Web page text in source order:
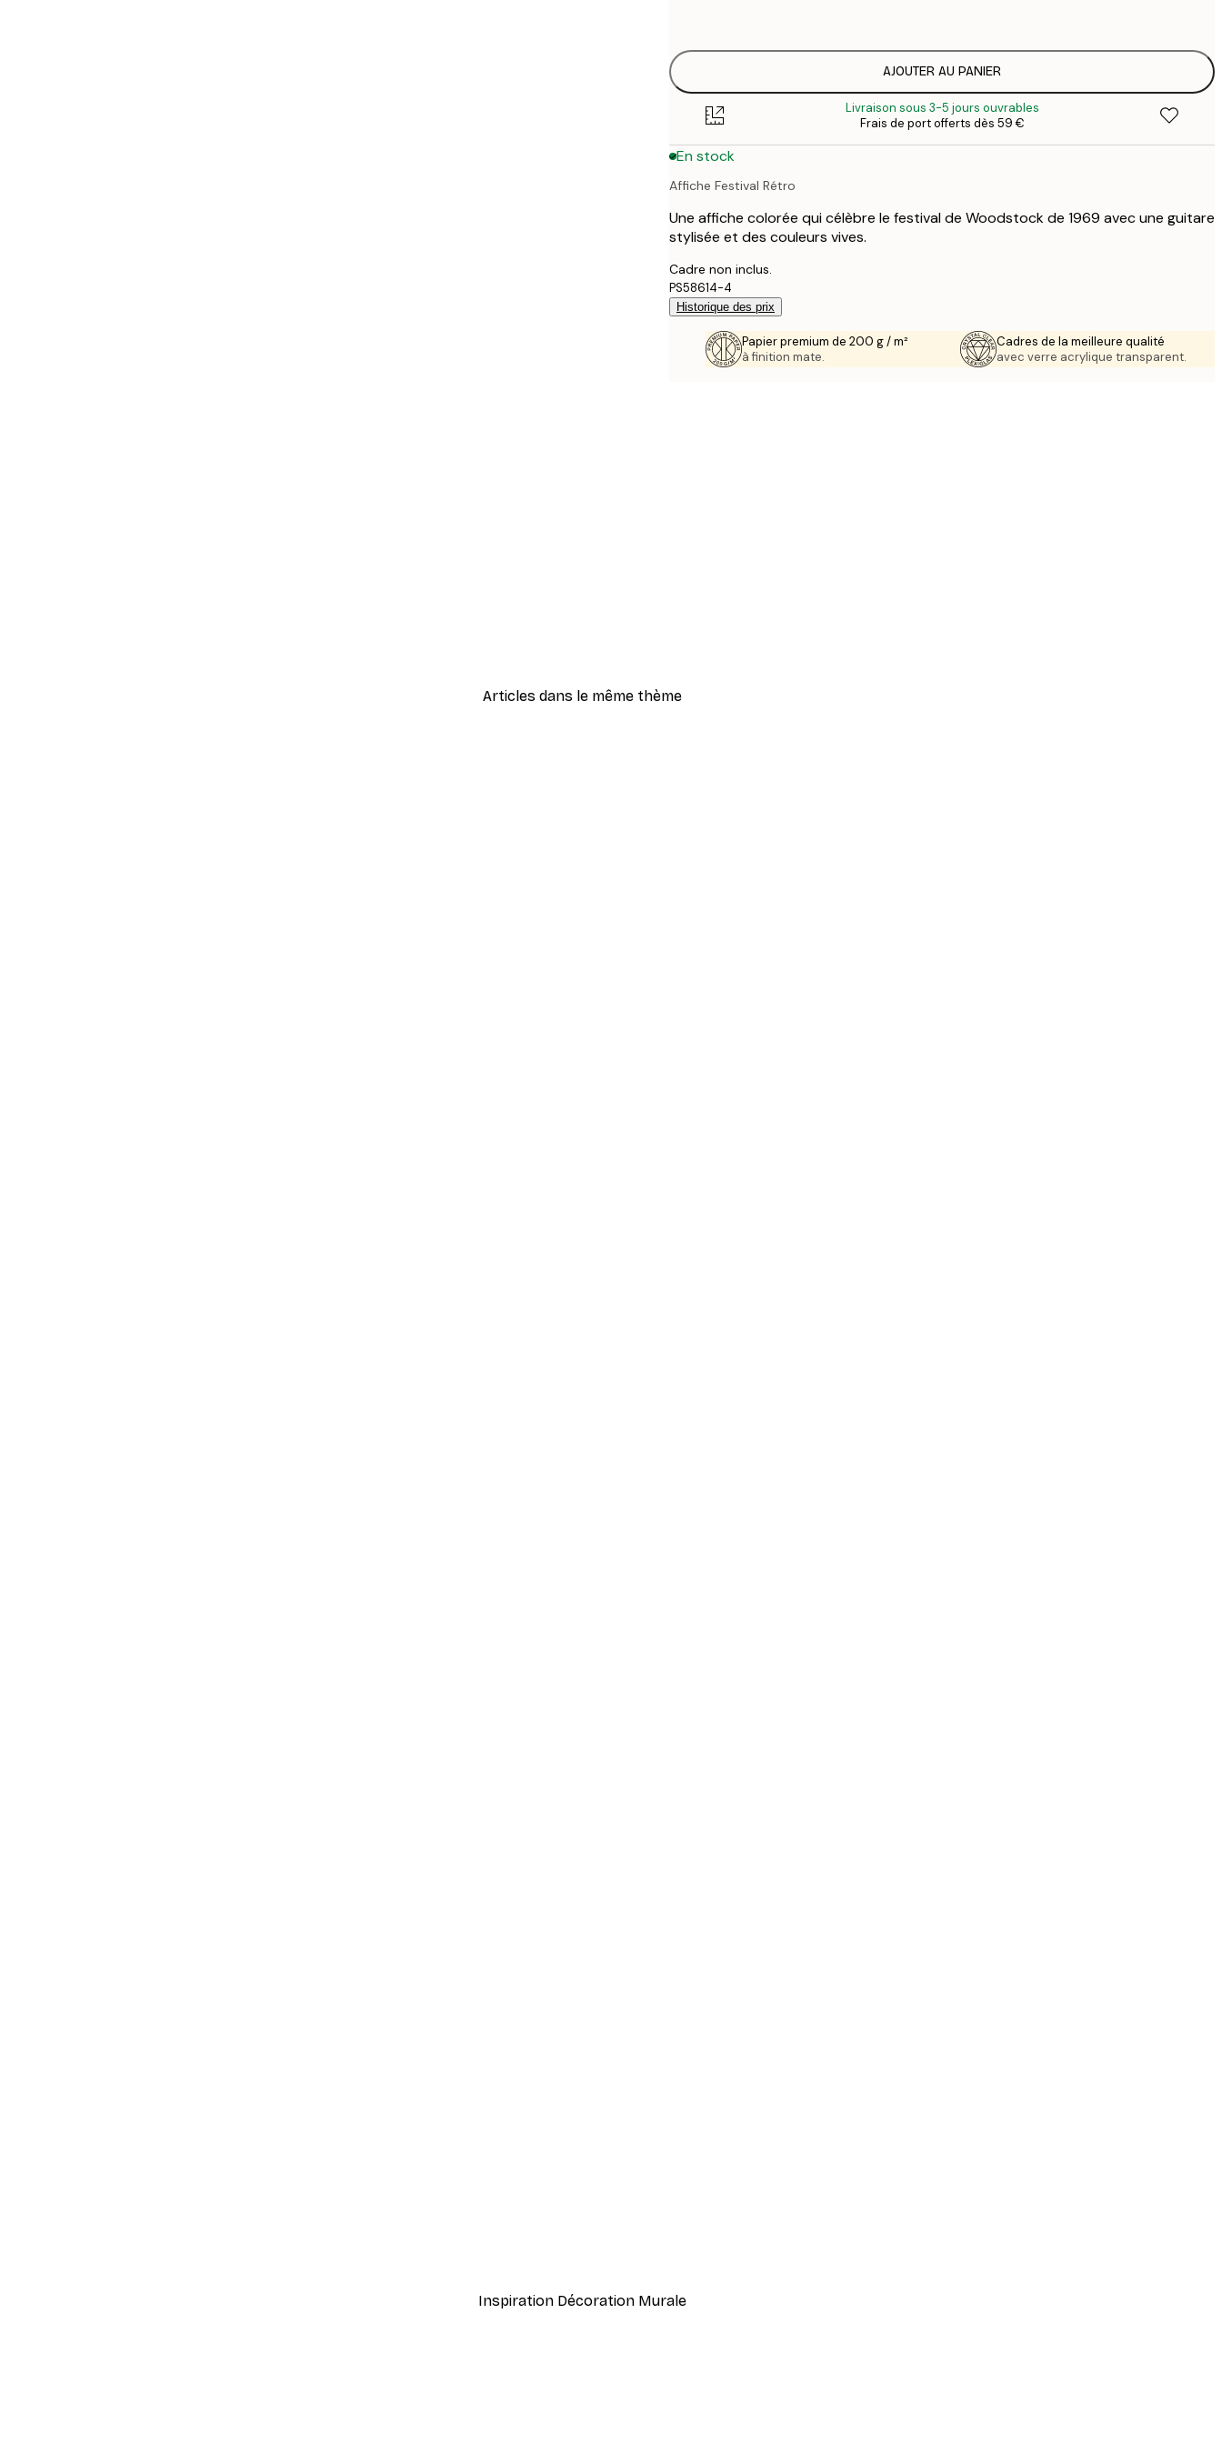
50x70 cm
70x100 cm
AJOUTER AU PANIER
Livraison sous 3-5 jours ouvrables
Frais de port offerts dès 59 €
En stock
Affiche Festival Rétro
Une affiche colorée qui célèbre le festival de Woodstock de 1969 avec une guitare
stylisée et des couleurs vives.
Cadre non inclus.
PS58614-4
Historique des prix
Papier premium de 200 g / m²
à finition mate.
Cadres de la meilleure qualité
avec verre acrylique transparent.
Articles dans le même thème
Inspiration Décoration Murale